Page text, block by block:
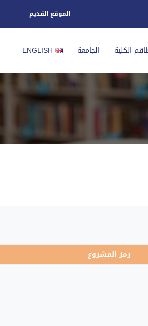
الموقع القديم
الكلية الجامعة ENGLISH
رمز المشروع